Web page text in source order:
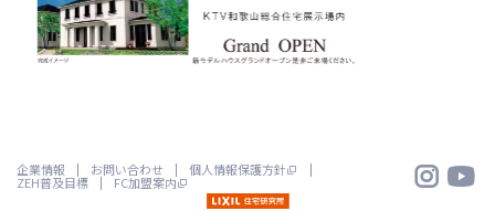
 
企業情報 お問い合わせ 個人情報保護方針
ZEH普及目標 FC加盟案内